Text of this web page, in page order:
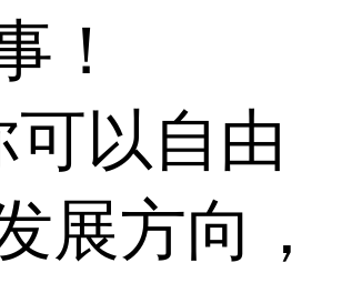
！
可以自由
展方向，